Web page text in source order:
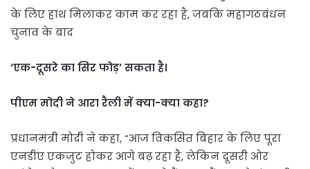
के लिए हाथ मिलाकर काम कर रहा है, जबकि महागठबंधन
चुनाव के बाद
‘एक-दूसरे का सिर फोड़’ सकता है।
पीएम मोदी ने आरा रैली में क्या-क्या कहा?
प्रधानमंत्री मोदी ने कहा, “आज विकसित बिहार के लिए पूरा
एनडीए एकजुट होकर आगे बढ़ रहा है, लेकिन दूसरी ओर